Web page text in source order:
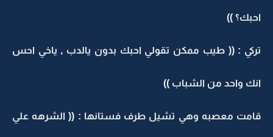
احبك؟ ))
تركي : (( طيب ممكن تقولي احبك بدون يالدب , ياخي احس
انك واحد من الشباب ))
قامت معصبه وهي تشيل طرف فستانها : (( الشرهه علي